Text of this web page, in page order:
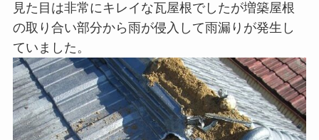
見た目は非常にキレイな瓦屋根でしたが増築屋根
の取り合い部分から雨が侵入して雨漏りが発生し
ていました。